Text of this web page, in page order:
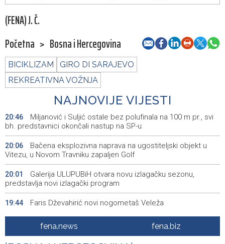
(FENA) J. Č.
Početna > Bosna i Hercegovina
BICIKLIZAM
GIRO DI SARAJEVO
REKREATIVNA VOŽNJA
NAJNOVIJE VIJESTI
20:46
Miljanović i Suljić ostale bez polufinala na 100 m pr., svi
bh. predstavnici okončali nastup na SP-u
20:06
Bačena eksplozivna naprava na ugostiteljski objekt u
Vitezu, u Novom Travniku zapaljen Golf
20:01
Galerija ULUPUBiH otvara novu izlagačku sezonu,
predstavlja novi izlagački program
19:44 Faris Dževahirić novi nogometaš Veleža
Announcement of events for Saturday, 8 August 2026
19:10
fena.news fena.biz